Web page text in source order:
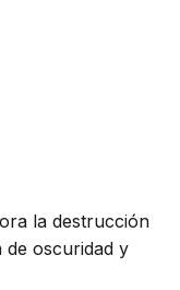
la destrucción
de oscuridad y